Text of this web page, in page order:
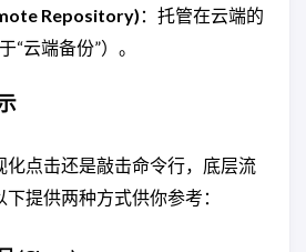
Repository) ：托管在云端的
“云端备份”）。
化点击还是敲击命令行，底层流
提供两种方式供你参考：